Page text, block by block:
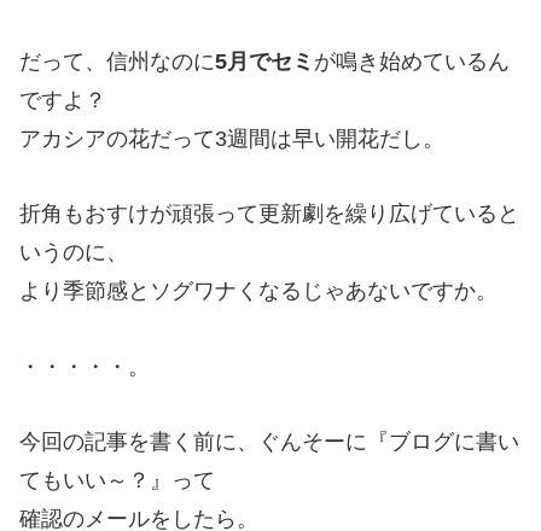
だって、信州なのに5月でセミ が鳴き始めているん
ですよ？
アカシアの花だって3週間は早い開花だし。
折角もおすけが頑張って更新劇を繰り広げていると
いうのに、
より季節感とソグワナくなるじゃあないですか。
・・・・・。
今回の記事を書く前に、ぐんそーに『ブログに書い
てもいい～？』って
確認のメールをしたら。